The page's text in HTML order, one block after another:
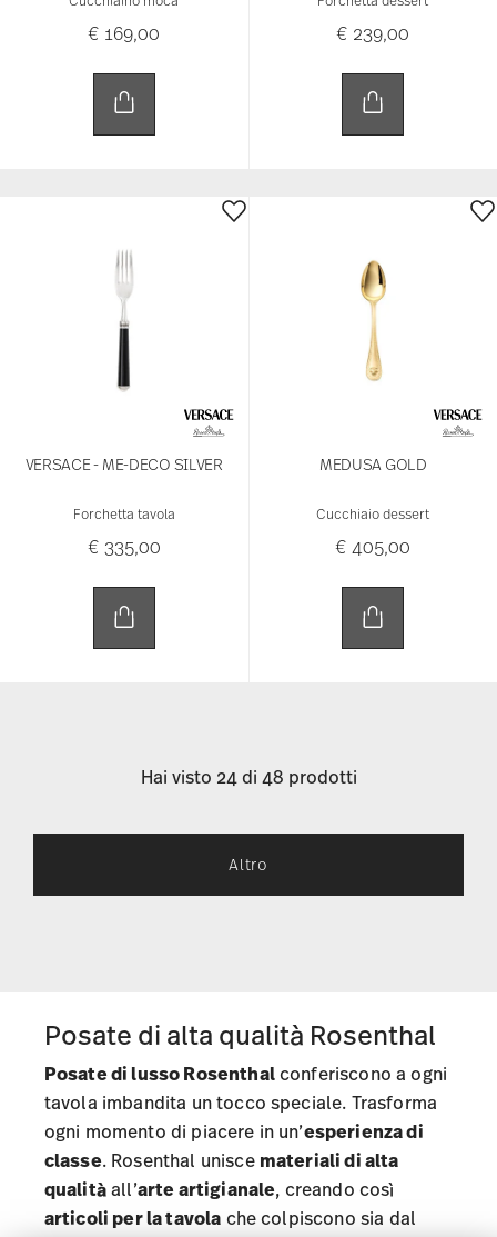
€ 169,00 € 239,00
VERSACE - ME-DECO SILVER
Forchetta tavola
€ 335,00
MEDUSA GOLD
Cucchiaio dessert
€ 405,00
Hai visto 24 di 48 prodotti
Altro
Posate di alta qualità Rosenthal
Posate di lusso Rosenthalconferiscono a ogni
tavola imbandita un tocco speciale. Trasforma
ogni momento di piacere in un’esperienza di
classe. Rosenthal unisce materiali di alta
qualitàall’arte artigianale, creando così
articoli per la tavola che colpiscono sia dal